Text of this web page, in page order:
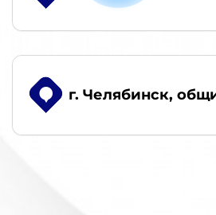
г. Челябинск,